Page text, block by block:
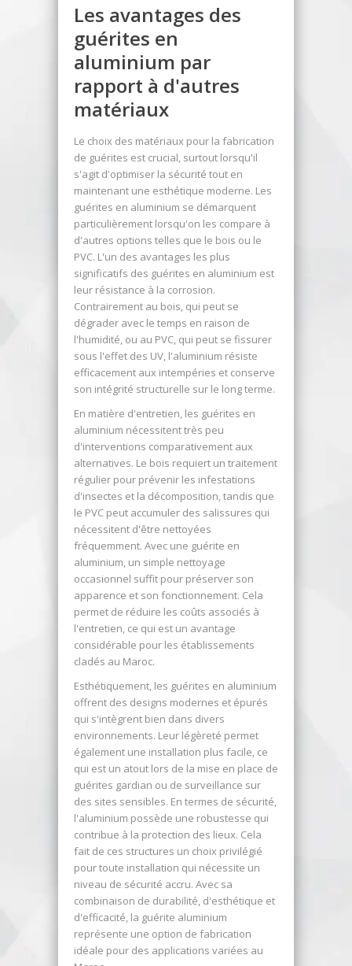
Les avantages des
guérites en
aluminium par
rapport à d'autres
matériaux
Le choix des matériaux pour la fabrication
de guérites est crucial, surtout lorsqu'il
s'agit d'optimiser la sécurité tout en
maintenant une esthétique moderne. Les
guérites en aluminium se démarquent
particulièrement lorsqu'on les compare à
d'autres options telles que le bois ou le
PVC. L'un des avantages les plus
significatifs des guérites en aluminium est
leur résistance à la corrosion.
Contrairement au bois, qui peut se
dégrader avec le temps en raison de
l'humidité, ou au PVC, qui peut se fissurer
sous l'effet des UV, l'aluminium résiste
efficacement aux intempéries et conserve
son intégrité structurelle sur le long terme.
En matière d'entretien, les guérites en
aluminium nécessitent très peu
d'interventions comparativement aux
alternatives. Le bois requiert un traitement
régulier pour prévenir les infestations
d'insectes et la décomposition, tandis que
le PVC peut accumuler des salissures qui
nécessitent d'être nettoyées
fréquemment. Avec une guérite en
aluminium, un simple nettoyage
occasionnel suffit pour préserver son
apparence et son fonctionnement. Cela
permet de réduire les coûts associés à
l'entretien, ce qui est un avantage
considérable pour les établissements
cladés au Maroc.
Esthétiquement, les guérites en aluminium
offrent des designs modernes et épurés
qui s'intègrent bien dans divers
environnements. Leur légèreté permet
également une installation plus facile, ce
qui est un atout lors de la mise en place de
guérites gardian ou de surveillance sur
des sites sensibles. En termes de sécurité,
l'aluminium possède une robustesse qui
contribue à la protection des lieux. Cela
fait de ces structures un choix privilégié
pour toute installation qui nécessite un
niveau de sécurité accru. Avec sa
combinaison de durabilité, d'esthétique et
d'efficacité, la guérite aluminium
représente une option de fabrication
idéale pour des applications variées au